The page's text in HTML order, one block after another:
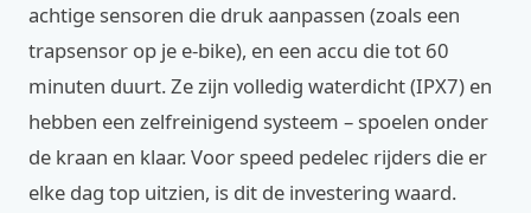
achtige sensoren die druk aanpassen (zoals een
trapsensor op je e-bike), en een accu die tot 60
minuten duurt. Ze zijn volledig waterdicht (IPX7) en
hebben een zelfreinigend systeem – spoelen onder
de kraan en klaar. Voor speed pedelec rijders die er
elke dag top uitzien, is dit de investering waard.